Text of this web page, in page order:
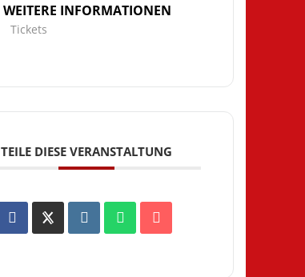
WEITERE INFORMATIONEN
Tickets
TEILE DIESE VERANSTALTUNG